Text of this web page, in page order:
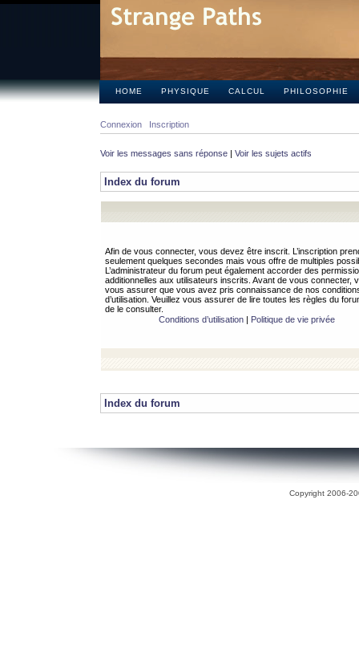
HOME PHYSIQUE CALCUL PHILOSOPHIE
Connexion Inscription
Voir les messages sans réponse | Voir les sujets actifs
Index du forum
Afin de vous connecter, vous devez être inscrit. L’inscription
seulement quelques secondes mais vous offre de multiples
L’administrateur du forum peut également accorder des
additionnelles aux utilisateurs inscrits. Avant de vous connecter,
vous assurer que vous avez pris connaissance de nos
d’utilisation. Veuillez vous assurer de lire toutes les règles du
de le consulter.
Conditions d’utilisation| Politique de vie privée
Index du forum
Copyright 2006-